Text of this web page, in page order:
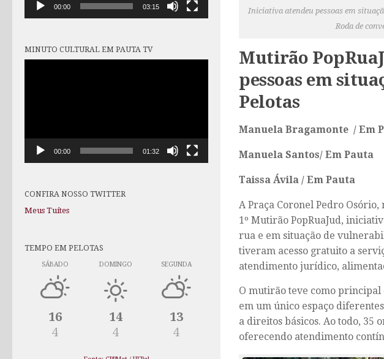
Iniciativa atendeu pessoas em
Roda de
Mutirão
pessoas em
Pelotas
Manuela Bragamonte / Em
Manuela Santos/ Em Pauta
Taissa Ávila / Em Pauta
A Praça Coronel Pedro
1º Mutirão PopRuaJud,
rua e em situação de
tiveram acesso gratuito a
atendimento jurídico,
O mutirão teve como
em um único espaço
a direitos básicos. Ao todo, 35
oferecendo atendimento
00:00 03:15
MINUTO CULTURAL EM PAUTA TV
00:00 01:32
CONFIRA NOSSO TWITTER
Meus Tuítes
TEMPO EM PELOTAS
SÁBADO
16
4
DOMINGO
14
4
SEGUNDA
13
4